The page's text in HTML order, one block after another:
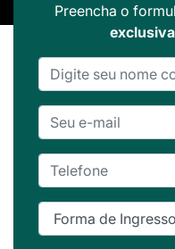
Preencha o